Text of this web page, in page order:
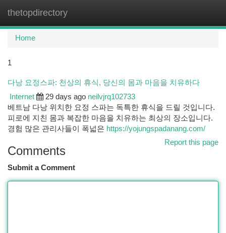
thetopdirectory
Home
1
다낭 요정스파: 천상의 휴식, 당신의 몸과 마음을 치유하다
Internet 29 days ago neilvjrq102733
베트남 다낭 위치한 요정 스파는 독특한 휴식을 드릴 것입니다.
피로에 지친 몸과 복잡한 마음을 치유하는 최상의 장소입니다.
경험 많은 관리사들이 폭넓은 https://yojungspadanang.com/
Report this page
Comments
Submit a Comment